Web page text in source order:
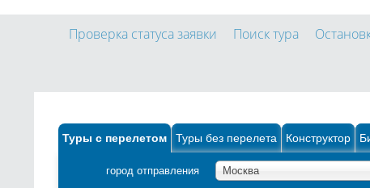
Проверка статуса заявки Поиск тура
Туры с перелетом Туры без перелета Конструктор
город отправления Москва